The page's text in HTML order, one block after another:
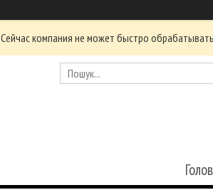
Сейчас компания не может быстро